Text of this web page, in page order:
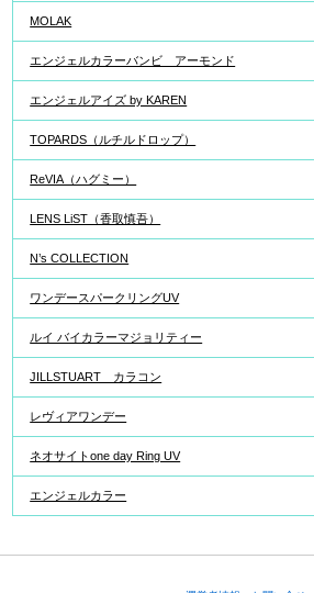
MOLAK
エンジェルカラーバンビ アーモンド
エンジェルアイズ by KAREN
TOPARDS（ルチルドロップ）
ReVIA（ハグミー）
LENS LiST（香取慎吾）
N’s COLLECTION
ワンデースパークリングUV
ルイ バイカラーマジョリティー
JILLSTUART カラコン
レヴィアワンデー
ネオサイトone day Ring UV
エンジェルカラー